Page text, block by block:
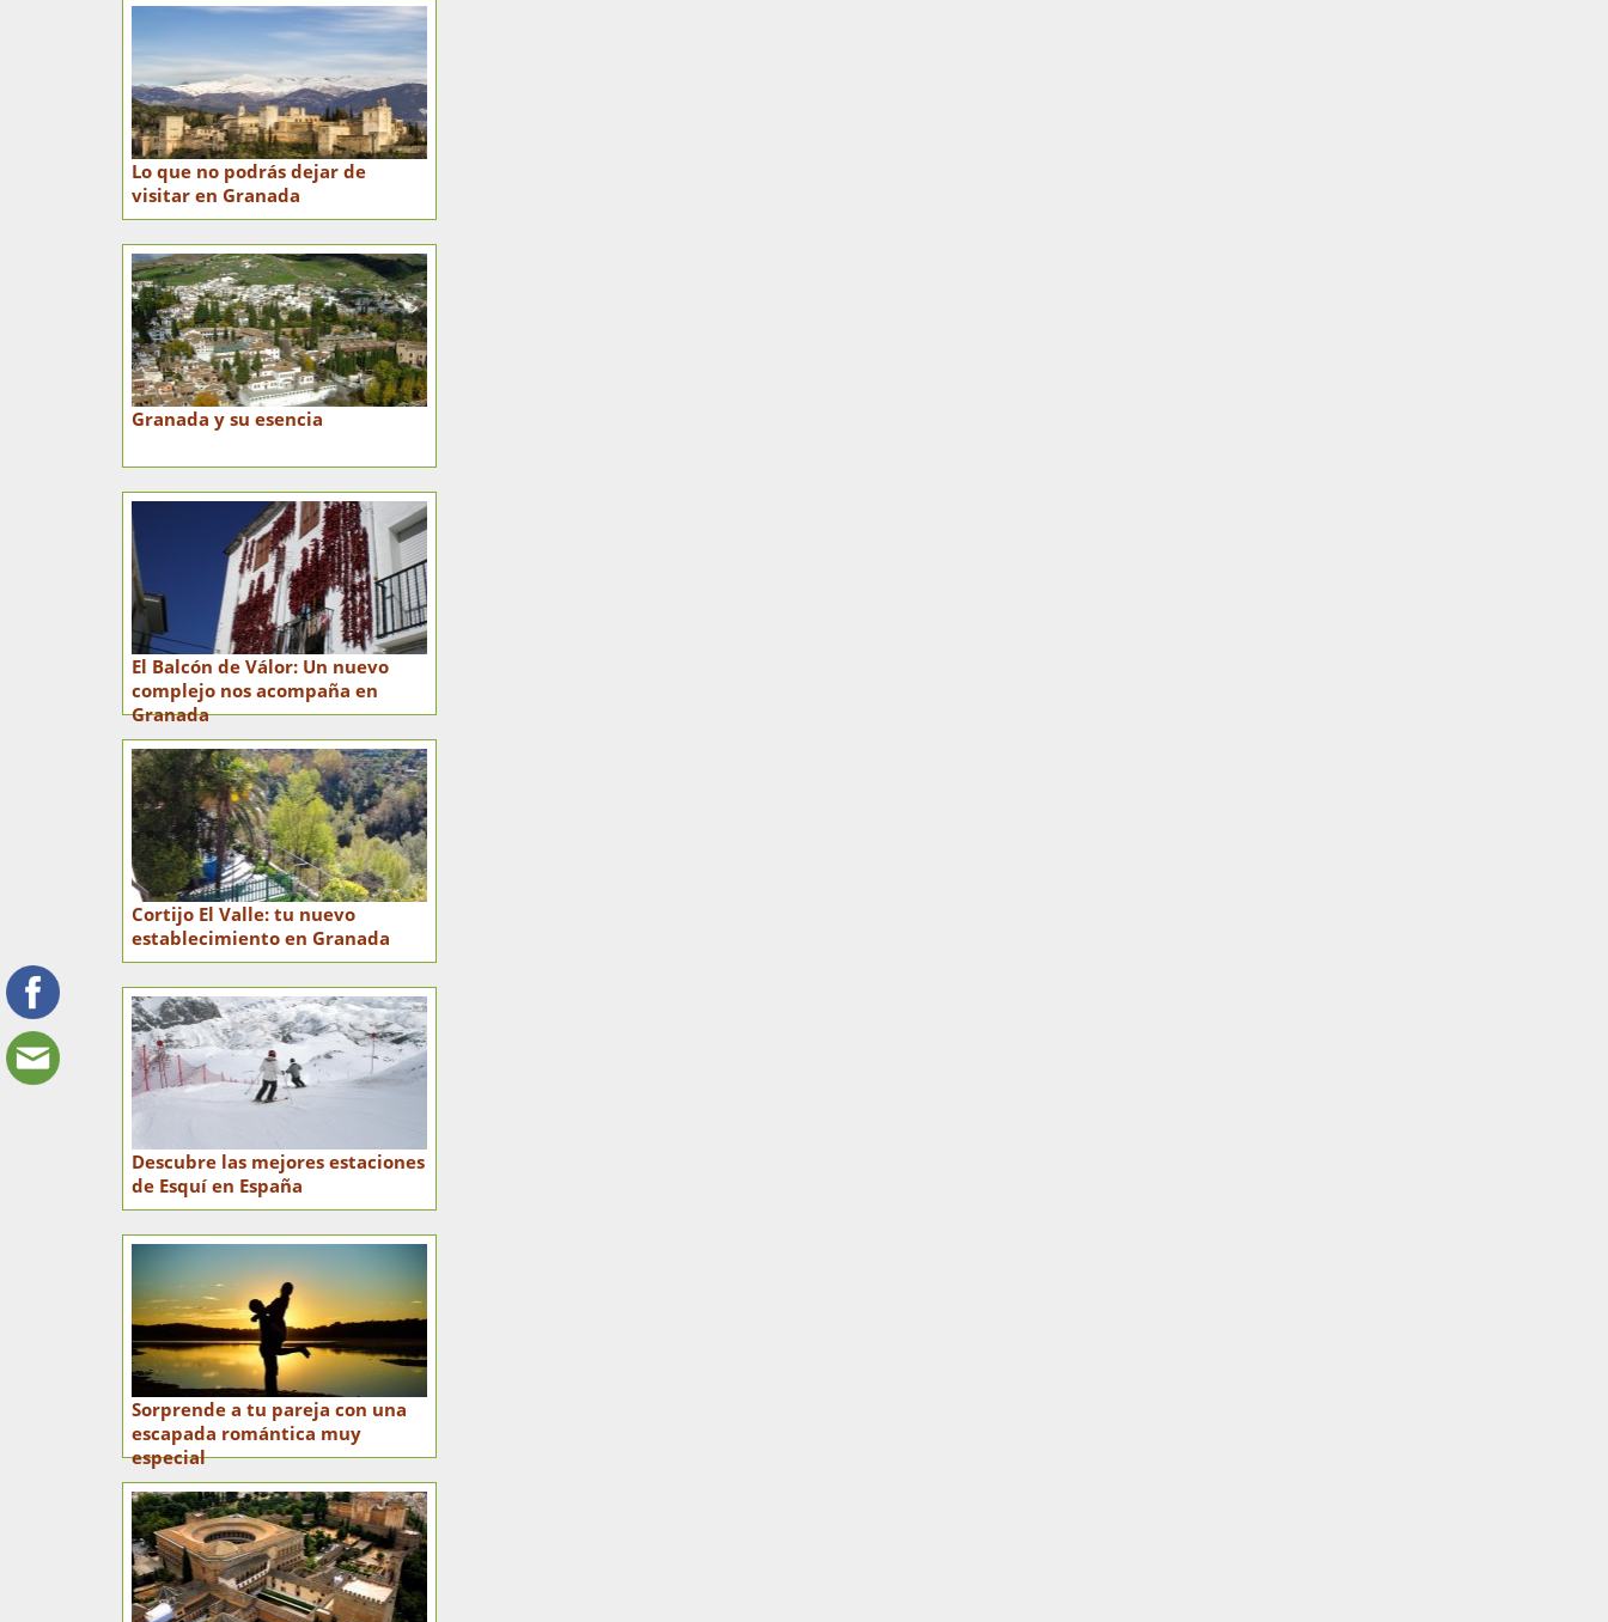
Lo que no podrás dejar de
visitar en Granada
Granada y su esencia
El Balcón de Válor: Un nuevo
complejo nos acompaña en
Granada
Cortijo El Valle: tu nuevo
establecimiento en Granada
Descubre las mejores estaciones
de Esquí en España
Sorprende a tu pareja con una
escapada romántica muy
especial